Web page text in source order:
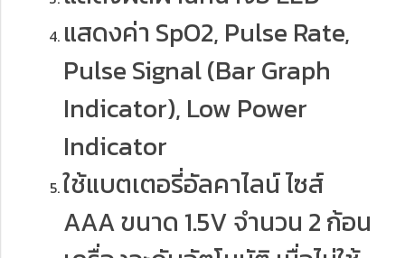
แสดงค่า SpO2, Pulse Rate,
Pulse Signal (Bar Graph
Indicator), Low Power
Indicator
ใช้แบตเตอรี่อัลคาไลน์ ไซส์
AAA ขนาด 1.5V จํานวน 2 ก้อน